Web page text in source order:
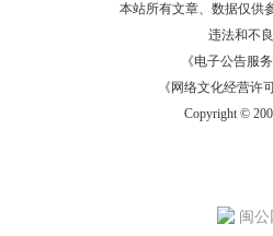
本站所有文章、数据仅供
违法和不
《电子公告服务
《网络文化经营许
Copyright ©
闽公